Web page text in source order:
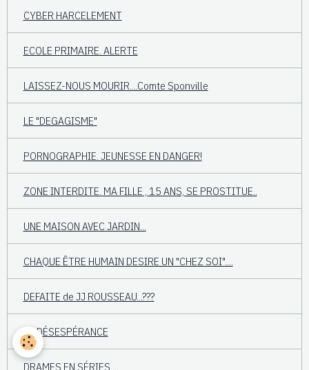
CYBER HARCELEMENT
ECOLE PRIMAIRE. ALERTE
LAISSEZ-NOUS MOURIR....Comte Sponville
LE "DEGAGISME"
PORNOGRAPHIE. JEUNESSE EN DANGER!
ZONE INTERDITE. MA FILLE , 15 ANS, SE PROSTITUE..
UNE MAISON AVEC JARDIN...
CHAQUE ÊTRE HUMAIN DESIRE UN "CHEZ SOI"....
DEFAITE de JJ ROUSSEAU...???
LA DÉSESPÉRANCE
DRAMES EN SÉRIES....